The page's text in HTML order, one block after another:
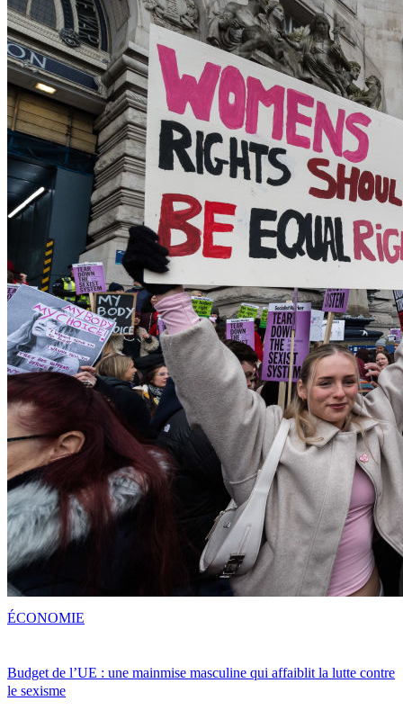
Budget de l’UE : une mainmise masculine qui affaiblit la lutte contre
le sexisme
ÉCONOMIE